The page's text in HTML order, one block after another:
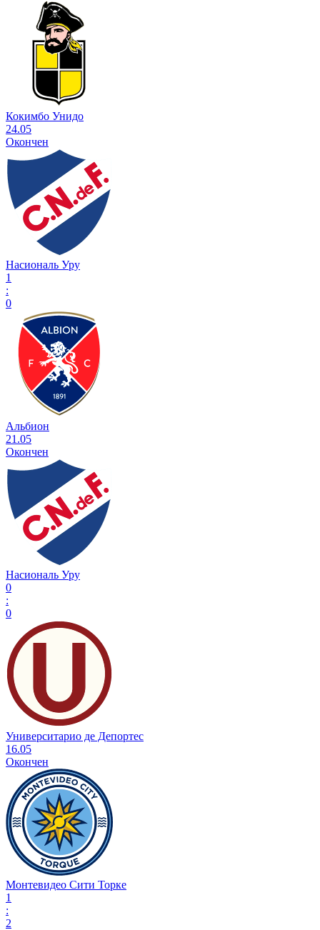
Кокимбо Унидо
24.05
Окончен
Насиональ Уру
1
:
0
Альбион
21.05
Окончен
Насиональ Уру
0
:
0
Университарио де Депортес
16.05
Окончен
Монтевидео Сити Торке
1
:
2